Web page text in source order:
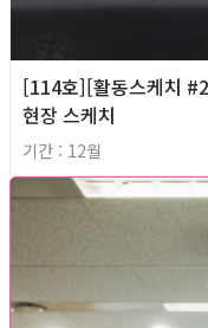
[114호][활동스케치
현장 스케치
기간 : 12월